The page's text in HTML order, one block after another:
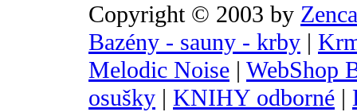
Copyright © 2003 by
Bazény - sauny - krby |
Melodic Noise | WebShop
osušky | KNIHY odborné |